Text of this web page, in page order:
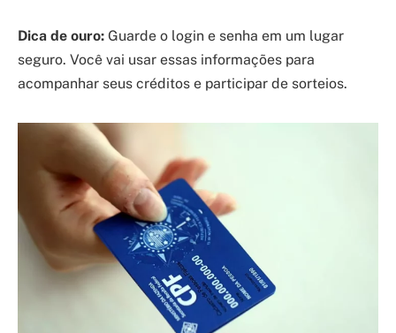
Dica de ouro: Guarde o login e senha em um lugar
seguro. Você vai usar essas informações para
acompanhar seus créditos e participar de sorteios.